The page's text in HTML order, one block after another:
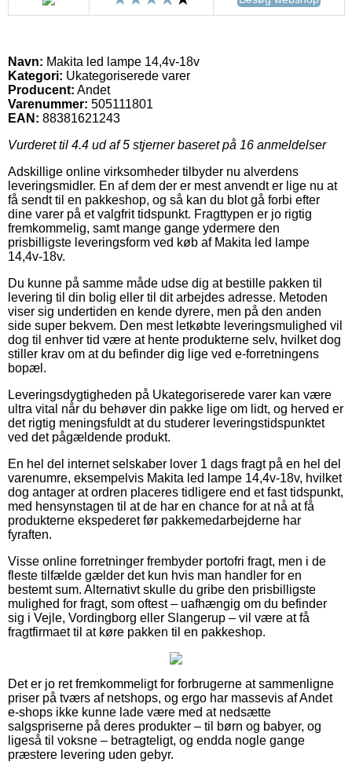
Navn: Makita led lampe 14,4v-18v
Kategori: Ukategoriserede varer
Producent: Andet
Varenummer: 505111801
EAN: 88381621243
Vurderet til 4.4 ud af 5 stjerner baseret på 16 anmeldelser
Adskillige online virksomheder tilbyder nu alverdens
leveringsmidler. En af dem der er mest anvendt er lige nu at
få sendt til en pakkeshop, og så kan du blot gå forbi efter
dine varer på et valgfrit tidspunkt. Fragttypen er jo rigtig
fremkommelig, samt mange gange ydermere den
prisbilligste leveringsform ved køb af Makita led lampe
14,4v-18v.
Du kunne på samme måde udse dig at bestille pakken til
levering til din bolig eller til dit arbejdes adresse. Metoden
viser sig undertiden en kende dyrere, men på den anden
side super bekvem. Den mest letkøbte leveringsmulighed vil
dog til enhver tid være at hente produkterne selv, hvilket dog
stiller krav om at du befinder dig lige ved e-forretningens
bopæl.
Leveringsdygtigheden på Ukategoriserede varer kan være
ultra vital når du behøver din pakke lige om lidt, og herved er
det rigtig meningsfuldt at du studerer leveringstidspunktet
ved det pågældende produkt.
En hel del internet selskaber lover 1 dags fragt på en hel del
varenumre, eksempelvis Makita led lampe 14,4v-18v, hvilket
dog antager at ordren placeres tidligere end et fast tidspunkt,
med hensynstagen til at de har en chance for at nå at få
produkterne ekspederet før pakkemedarbejderne har
fyraften.
Visse online forretninger frembyder portofri fragt, men i de
fleste tilfælde gælder det kun hvis man handler for en
bestemt sum. Alternativt skulle du gribe den prisbilligste
mulighed for fragt, som oftest – uafhængig om du befinder
sig i Vejle, Vordingborg eller Slangerup – vil være at få
fragtfirmaet til at køre pakken til en pakkeshop.
Det er jo ret fremkommeligt for forbrugerne at sammenligne
priser på tværs af netshops, og ergo har massevis af Andet
e-shops ikke kunne lade være med at nedsætte
salgspriserne på deres produkter – til børn og babyer, og
ligeså til voksne – betragteligt, og endda nogle gange
præstere levering uden gebyr.